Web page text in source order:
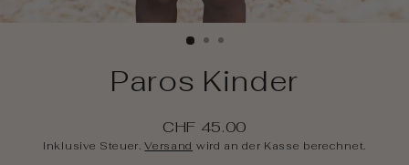
Paros Kinder
Regulärer
Preis
CHF 45.00
Inklusive Steuer.Versand wird an der Kasse berechnet.